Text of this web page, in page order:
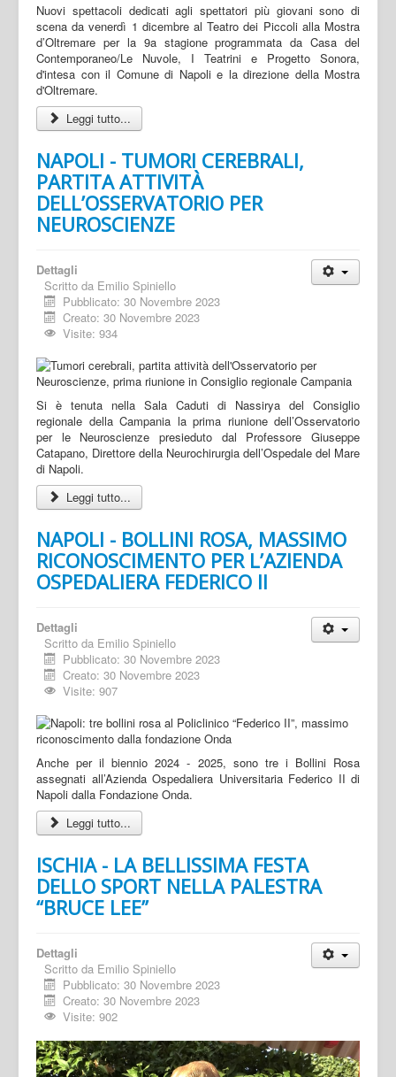
Nuovi spettacoli dedicati agli spettatori più giovani sono di
scena da venerdì 1 dicembre al Teatro dei Piccoli alla Mostra
d’Oltremare per la 9a stagione programmata da Casa del
Contemporaneo/Le Nuvole, I Teatrini e Progetto Sonora,
d'intesa con il Comune di Napoli e la direzione della Mostra
d'Oltremare.
Leggi tutto...
NAPOLI - TUMORI CEREBRALI,
PARTITA ATTIVITÀ
DELL’OSSERVATORIO PER
NEUROSCIENZE
Dettagli
Scritto da Emilio Spiniello
Pubblicato: 30 Novembre 2023
Creato: 30 Novembre 2023
Visite: 934
Si è tenuta nella Sala Caduti di Nassirya del Consiglio
regionale della Campania la prima riunione dell’Osservatorio
per le Neuroscienze presieduto dal Professore Giuseppe
Catapano, Direttore della Neurochirurgia dell’Ospedale del Mare
di Napoli.
Leggi tutto...
NAPOLI - BOLLINI ROSA, MASSIMO
RICONOSCIMENTO PER L’AZIENDA
OSPEDALIERA FEDERICO II
Dettagli
Scritto da Emilio Spiniello
Pubblicato: 30 Novembre 2023
Creato: 30 Novembre 2023
Visite: 907
Anche per il biennio 2024 - 2025, sono tre i Bollini Rosa
assegnati all’Azienda Ospedaliera Universitaria Federico II di
Napoli dalla Fondazione Onda.
Leggi tutto...
ISCHIA - LA BELLISSIMA FESTA
DELLO SPORT NELLA PALESTRA
“BRUCE LEE”
Dettagli
Scritto da Emilio Spiniello
Pubblicato: 30 Novembre 2023
Creato: 30 Novembre 2023
Visite: 902